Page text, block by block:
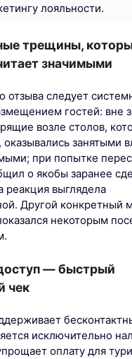
лояльности.
трещины,
значимыми
отзыва следует
гостей: вне
возле столов,
занятыми
при попытке
о якобы заранее
реакция выглядела
Другой конкретный
некоторым
— быстрый
чек
исключительно
оплату для